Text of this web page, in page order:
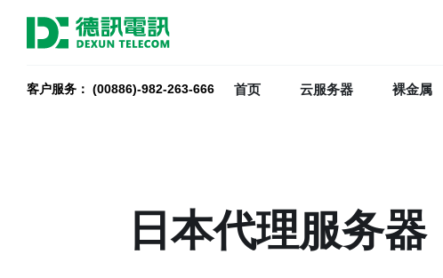
客户服务： (00886)-982-263-666 首页 云服务器 裸金属
日本代理服务